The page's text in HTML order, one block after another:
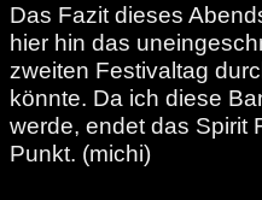
Das Fazit dieses
hier hin das
zweiten Festivaltag
könnte. Da ich diese
werde, endet das Spirit
Punkt. (michi)